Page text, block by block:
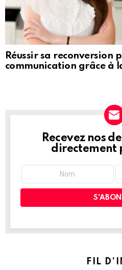
Réussir sa reconversion
communication grâce à
NEWSLETTER
Recevez nos
directement
FIL